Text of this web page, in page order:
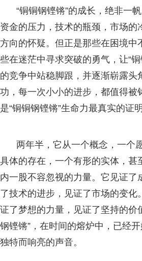
“铜铜钢铿锵”的成长，绝非一
资金的压力，技术的瓶颈，市场的
方向的怀疑。但正是那些在困境中
些在迷茫中寻求突破的勇气，让“
的竞争中站稳脚跟，并逐渐崭露头
功，每一次小小的进步，都值得被
是“铜铜钢铿锵”生命力最真实的证明
两年半，它从一个概念，一个
具体的存在，一个有形的实体，甚
内一股不容忽视的力量。它见证了
了技术的进步，见证了市场的变化
证了梦想的力量，见证了坚持的价
钢铿锵”，在时间的熔炉中，已经
独特而响亮的声音。